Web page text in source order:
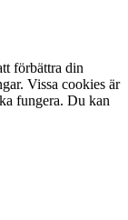
förbättra din
Vissa cookies är
fungera. Du kan